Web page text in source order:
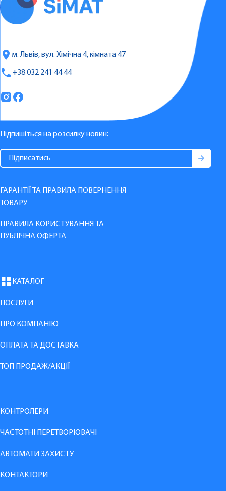
м. Львів, вул. Хімічна 4, кімната 47
+38 032 241 44 44
Підпишіться на розсилку новин:
ГАРАНТІЇ ТА ПРАВИЛА ПОВЕРНЕННЯ
ТОВАРУ
ПРАВИЛА КОРИСТУВАННЯ ТА
ПУБЛІЧНА ОФЕРТА
КАТАЛОГ
ПОСЛУГИ
ПРО КОМПАНІЮ
ОПЛАТА ТА ДОСТАВКА
ТОП ПРОДАЖ/АКЦІЇ
КОНТРОЛЕРИ
ЧАСТОТНІ ПЕРЕТВОРЮВАЧІ
АВТОМАТИ ЗАХИСТУ
КОНТАКТОРИ